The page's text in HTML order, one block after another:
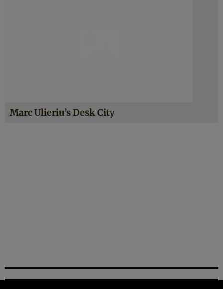
Marc Ulieriu’s Desk City